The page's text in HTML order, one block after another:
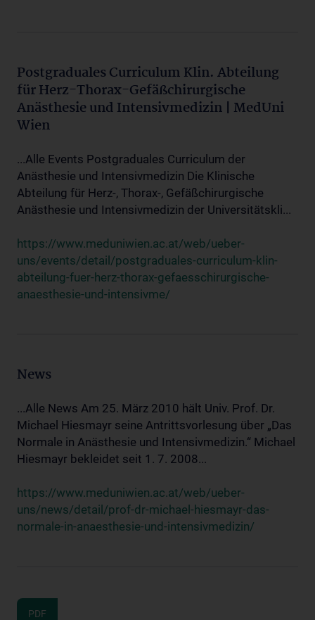
Postgraduales Curriculum Klin. Abteilung
für Herz-Thorax-Gefäßchirurgische
Anästhesie und Intensivmedizin | MedUni
Wien
...Alle Events Postgraduales Curriculum der
Anästhesie und Intensivmedizin Die Klinische
Abteilung für Herz-, Thorax-, Gefäßchirurgische
Anästhesie und Intensivmedizin der Universitätskli...
https://www.meduniwien.ac.at/web/ueber-
uns/events/detail/postgraduales-curriculum-klin-
abteilung-fuer-herz-thorax-gefaesschirurgische-
anaesthesie-und-intensivme/
News
...Alle News Am 25. März 2010 hält Univ. Prof. Dr.
Michael Hiesmayr seine Antrittsvorlesung über „Das
Normale in Anästhesie und Intensivmedizin.“ Michael
Hiesmayr bekleidet seit 1. 7. 2008...
https://www.meduniwien.ac.at/web/ueber-
uns/news/detail/prof-dr-michael-hiesmayr-das-
normale-in-anaesthesie-und-intensivmedizin/
PDF